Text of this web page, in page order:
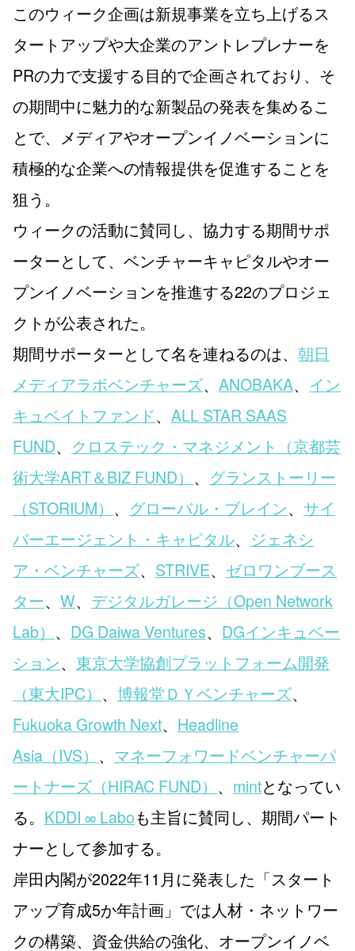
このウィーク企画は新規事業を立ち上げるス
タートアップや大企業のアントレプレナーを
PRの力で支援する目的で企画されており、そ
の期間中に魅力的な新製品の発表を集めるこ
とで、メディアやオープンイノベーションに
積極的な企業への情報提供を促進することを
狙う。
ウィークの活動に賛同し、協力する期間サポ
ーターとして、ベンチャーキャピタルやオー
プンイノベーションを推進する22のプロジェ
クトが公表された。
期間サポーターとして名を連ねるのは、 朝日
メディアラボベンチャーズ、 ANOBAKA、 イン
キュベイトファンド、 ALL STAR SAAS
FUND、 クロステック・マネジメント（京都芸
術大学ART＆BIZ FUND） 、 グランストーリー
（STORIUM） 、 グローバル・ブレイン、 サイ
バーエージェント・キャピタル、 ジェネシ
ア・ベンチャーズ、 STRIVE、 ゼロワンブース
ター、 W、 デジタルガレージ（Open Network
Lab） 、 DG Daiwa Ventures、 DGインキュベー
ション、 東京大学協創プラットフォーム開発
（東大IPC） 、 博報堂ＤＹベンチャーズ、
Fukuoka Growth Next、 Headline
Asia（IVS） 、 マネーフォワードベンチャーパ
ートナーズ（HIRAC FUND） 、 mintとなってい
る。 KDDI ∞ Laboも主旨に賛同し、期間パート
ナーとして参加する。
岸田内閣が2022年11月に発表した「スタート
アップ育成5か年計画」では人材・ネットワー
クの構築、資金供給の強化、オープンイノベ